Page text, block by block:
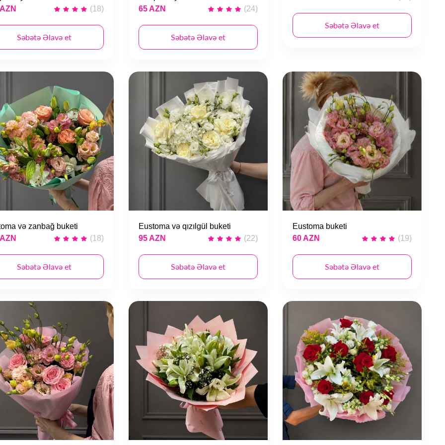
(18)
Səbətə Əlavə et
65 AZN
(24)
Səbətə Əlavə et
Səbətə Əlavə et
və zanbağ buketi
(18)
Səbətə Əlavə et
Eustoma və qızılgül buketi
95 AZN
(22)
Səbətə Əlavə et
Eustoma buketi
60 AZN
(19)
Səbətə Əlavə et